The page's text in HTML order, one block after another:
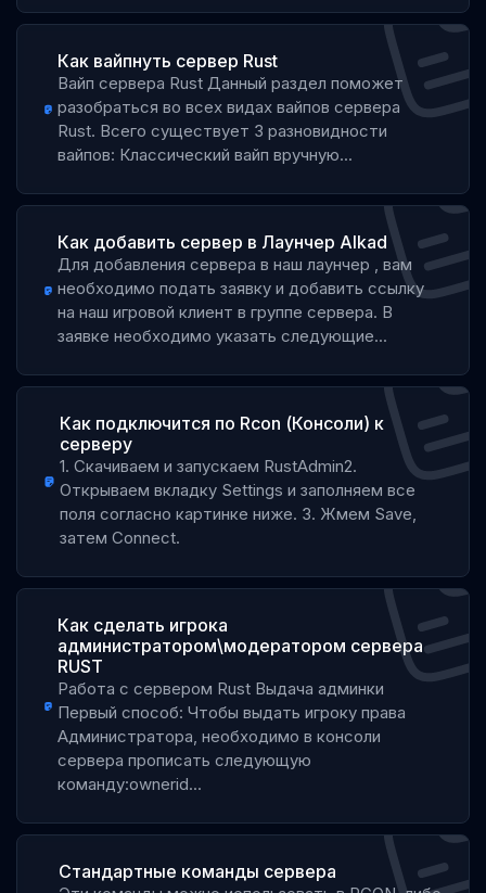
Как вайпнуть сервер Rust
Вайп сервера Rust Данный раздел поможет
разобраться во всех видах вайпов сервера
Rust. Всего существует 3 разновидности
вайпов: Классический вайп вручную...
Как добавить сервер в Лаунчер Alkad
Для добавления сервера в наш лаунчер , вам
необходимо подать заявку и добавить ссылку
на наш игровой клиент в группе сервера. В
заявке необходимо указать следующие...
Как подключится по Rcon (Консоли) к
серверу
1. Скачиваем и запускаем RustAdmin2.
Открываем вкладку Settings и заполняем все
поля согласно картинке ниже. 3. Жмем Save,
затем Connect.
Как сделать игрока
администратором\модератором сервера
RUST
Работа с сервером Rust Выдача админки
Первый способ: Чтобы выдать игроку права
Администратора, необходимо в консоли
сервера прописать следующую
команду:ownerid...
Стандартные команды сервера